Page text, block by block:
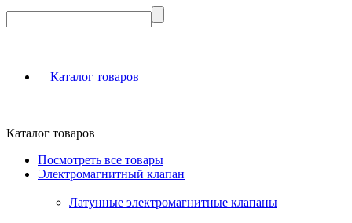
Каталог товаров
Каталог товаров
Посмотреть все товары
Электромагнитный клапан
Латунные электромагнитные клапаны